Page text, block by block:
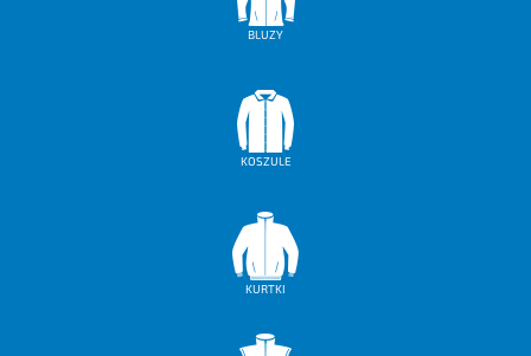
OCHRONA DRÓG ODDECHOWYCH
OCHRONA PRZECIWPOŻAROWA
BEZPIECZEŃSTWO RUCHU
BLUZY
KOSZULE
KURTKI